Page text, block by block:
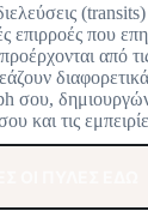
(transits)
επιρροές που
από
σου,
και τις